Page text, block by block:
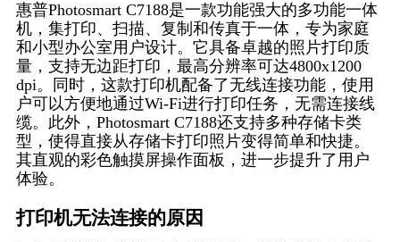
惠普Photosmart C7188是一款功能强大的多功能一体
机，集打印、扫描、复制和传真于一体，专为家庭
和小型办公室用户设计。它具备卓越的照片打印质
量，支持无边距打印，最高分辨率可达4800x1200
dpi。同时，这款打印机配备了无线连接功能，使用
户可以方便地通过Wi-Fi进行打印任务，无需连接线
缆。此外，Photosmart C7188还支持多种存储卡类
型，使得直接从存储卡打印照片变得简单和快捷。
其直观的彩色触摸屏操作面板，进一步提升了用户
体验。
打印机无法连接的原因